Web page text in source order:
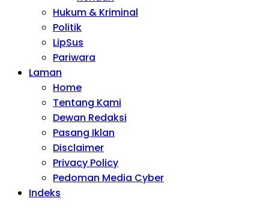
Hukum & Kriminal
Politik
LipSus
Pariwara
Laman
Home
Tentang Kami
Dewan Redaksi
Pasang Iklan
Disclaimer
Privacy Policy
Pedoman Media Cyber
Indeks